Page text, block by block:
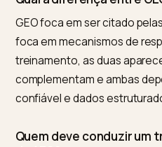
Perguntas
entender GEO e AEO?